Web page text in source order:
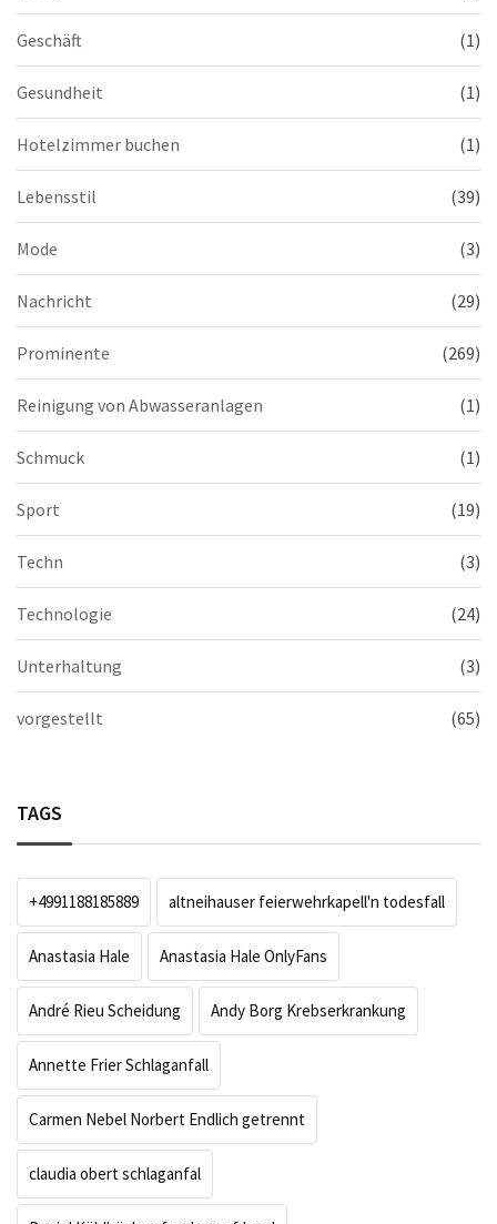
Geschäft (1)
Gesundheit (1)
Hotelzimmer buchen (1)
Lebensstil (39)
Mode (3)
Nachricht (29)
Prominente (269)
Reinigung von Abwasseranlagen (1)
Schmuck (1)
Sport (19)
Techn (3)
Technologie (24)
Unterhaltung (3)
vorgestellt (65)
TAGS
+4991188185889 altneihauser feierwehrkapell'n todesfall
Anastasia Hale Anastasia Hale OnlyFans
André Rieu Scheidung Andy Borg Krebserkrankung
Annette Frier Schlaganfall
Carmen Nebel Norbert Endlich getrennt
claudia obert schlaganfal